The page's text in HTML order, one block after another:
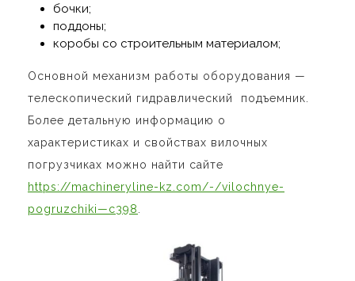
бочки;
поддоны;
коробы со строительным материалом;
Основной механизм работы оборудования —
телескопический гидравлический
подъемник.
Более детальную информацию о
характеристиках и свойствах вилочных
погрузчиках можно найти сайте
https://machineryline-kz.com/-/vilochnye-
pogruzchiki—c398.